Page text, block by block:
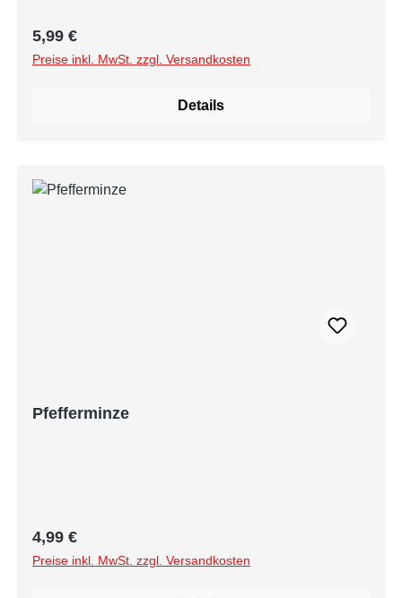
Regulärer Preis:
5,99 €
Preise inkl. MwSt. zzgl. Versandkosten
Details
Pfefferminze
Regulärer Preis:
4,99 €
Preise inkl. MwSt. zzgl. Versandkosten